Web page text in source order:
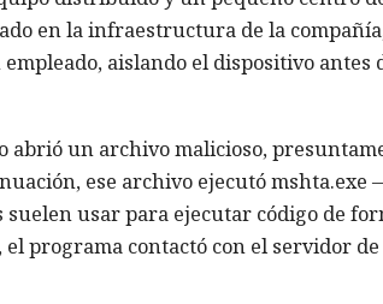
en la infraestructura de la
aislando el dispositivo antes
abrió un archivo malicioso,
ese archivo ejecutó
suelen usar para ejecutar código de
programa contactó con el servidor